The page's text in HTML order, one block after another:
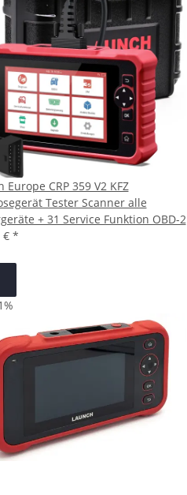
Europe CRP 359 V2 KFZ
Tester Scanner alle
+ 31 Service Funktion OBD-2
€ *